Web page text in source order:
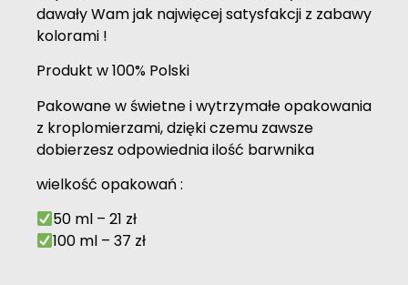
dawały Wam jak najwięcej satysfakcji z zabawy
kolorami !
Produkt w 100% Polski
Pakowane w świetne i wytrzymałe opakowania
z kroplomierzami, dzięki czemu zawsze
dobierzesz odpowiednia ilość barwnika
wielkość opakowań :
50 ml – 21 zł
100 ml – 37 zł